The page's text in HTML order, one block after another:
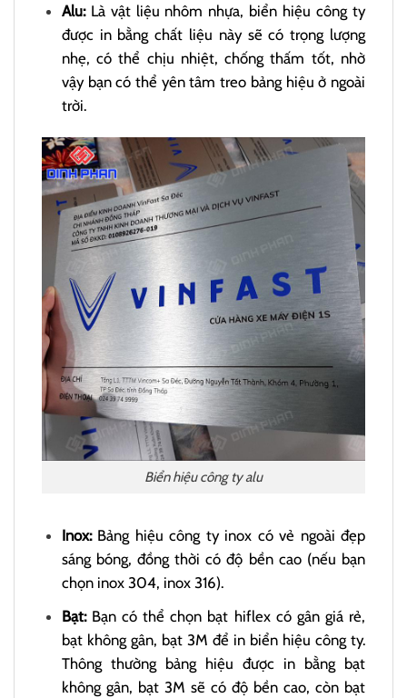
Alu:Là vật liệu nhôm nhựa, biển hiệu công ty
được in bằng chất liệu này sẽ có trọng lượng
nhẹ, có thể chịu nhiệt, chống thấm tốt, nhờ
vậy bạn có thể yên tâm treo bảng hiệu ở ngoài
trời.
Biển hiệu công ty alu
Inox:Bảng hiệu công ty inox có vẻ ngoài đẹp
sáng bóng, đồng thời có độ bền cao (nếu bạn
chọn inox 304, inox 316).
Bạt:Bạn có thể chọn bạt hiflex có gân giá rẻ,
bạt không gân, bạt 3M để in biển hiệu công ty.
Thông thường bảng hiệu được in bằng bạt
không gân, bạt 3M sẽ có độ bền cao, còn bạt